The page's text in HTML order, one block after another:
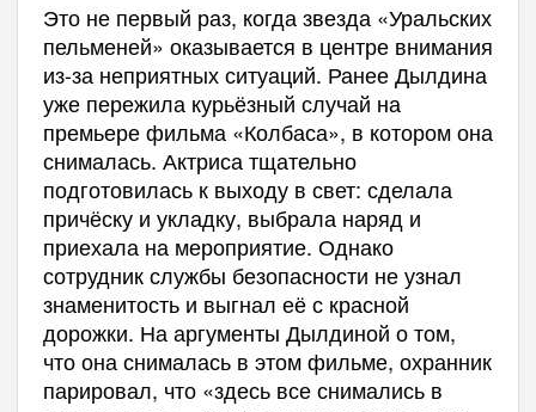
Это не первый раз, когда звезда «Уральских
пельменей» оказывается в центре внимания
из-за неприятных ситуаций. Ранее Дылдина
уже пережила курьёзный случай на
премьере фильма «Колбаса», в котором она
снималась. Актриса тщательно
подготовилась к выходу в свет: сделала
причёску и укладку, выбрала наряд и
приехала на мероприятие. Однако
сотрудник службы безопасности не узнал
знаменитость и выгнал её с красной
дорожки. На аргументы Дылдиной о том,
что она снималась в этом фильме, охранник
парировал, что «здесь все снимались в